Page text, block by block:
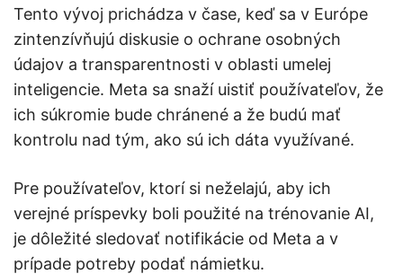
Tento vývoj prichádza v čase, keď sa v Európe
zintenzívňujú diskusie o ochrane osobných
údajov a transparentnosti v oblasti umelej
inteligencie. Meta sa snaží uistiť používateľov, že
ich súkromie bude chránené a že budú mať
kontrolu nad tým, ako sú ich dáta využívané.​
Pre používateľov, ktorí si neželajú, aby ich
verejné príspevky boli použité na trénovanie AI,
je dôležité sledovať notifikácie od Meta a v
prípade potreby podať námietku.